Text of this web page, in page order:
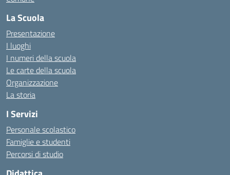
La Scuola
Presentazione
I luoghi
I numeri della scuola
Le carte della scuola
Organizzazione
La storia
I Servizi
Personale scolastico
Famiglie e studenti
Percorsi di studio